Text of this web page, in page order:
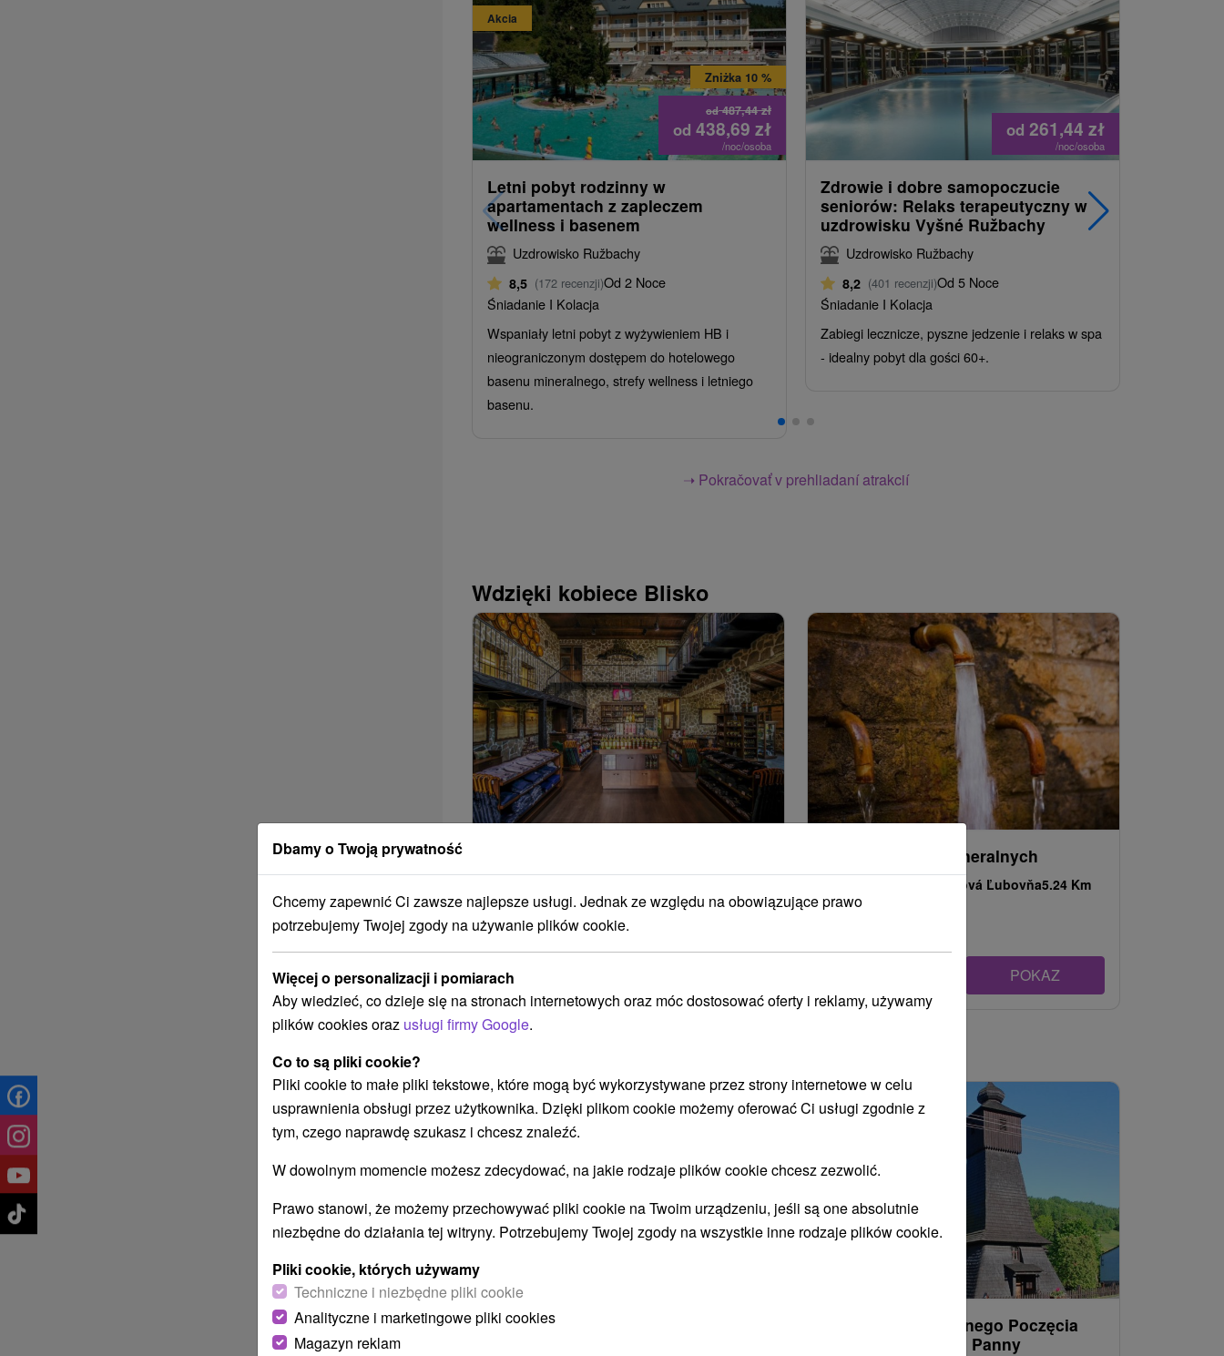
Akcia
od487,44zł
Zniżka 10 %
od 438,69 zł
/noc/osoba
Letni pobyt rodzinny w
apartamentach z zapleczem
wellness i basenem
Uzdrowisko Ružbachy
8,5 (172 recenzji)Od 2 Noce
Śniadanie I Kolacja
Wspaniały letni pobyt z wyżywieniem HB i
nieograniczonym dostępem do hotelowego
basenu mineralnego, strefy wellness i letniego
basenu.
od 261,44 zł
/noc/osoba
Zdrowie i dobre samopoczucie
seniorów: Relaks terapeutyczny w
uzdrowisku Vyšné Ružbachy
Uzdrowisko Ružbachy
8,2 (401 recenzji)Od 5 Noce
Śniadanie I Kolacja
Zabiegi lecznicze, pyszne jedzenie i relaks w spa
- idealny pobyt dla gości 60+.
➝ Pokračovať v prehliadaní atrakcií
Wdzięki kobiece Blisko
Malownicza wieś Hniezdne znajduje się
powstaje słowacka whisky, której udało się
również...
Ścieżka źródeł mineralnych
Nová Ľubovňa5.24 Km
POKAZ
Ośrodek narciarski Ľubovnianske
Kościół Niepokalanego Poczęcia
Najświętszej Maryi Panny
Dbamy o Twoją prywatność
Chcemy zapewnić Ci zawsze najlepsze usługi. Jednak ze względu na obowiązujące prawo
potrzebujemy Twojej zgody na używanie plików cookie.
Więcej o personalizacji i pomiarach
Aby wiedzieć, co dzieje się na stronach internetowych oraz móc dostosować oferty i reklamy, używamy
plików cookies oraz usługi firmy Google.
Co to są pliki cookie?
Pliki cookie to małe pliki tekstowe, które mogą być wykorzystywane przez strony internetowe w celu
usprawnienia obsługi przez użytkownika. Dzięki plikom cookie możemy oferować Ci usługi zgodnie z
tym, czego naprawdę szukasz i chcesz znaleźć.
W dowolnym momencie możesz zdecydować, na jakie rodzaje plików cookie chcesz zezwolić.
Prawo stanowi, że możemy przechowywać pliki cookie na Twoim urządzeniu, jeśli są one absolutnie
niezbędne do działania tej witryny. Potrzebujemy Twojej zgody na wszystkie inne rodzaje plików cookie.
Pliki cookie, których używamy
Techniczne i niezbędne pliki cookie
Analityczne i marketingowe pliki cookies
Magazyn reklam